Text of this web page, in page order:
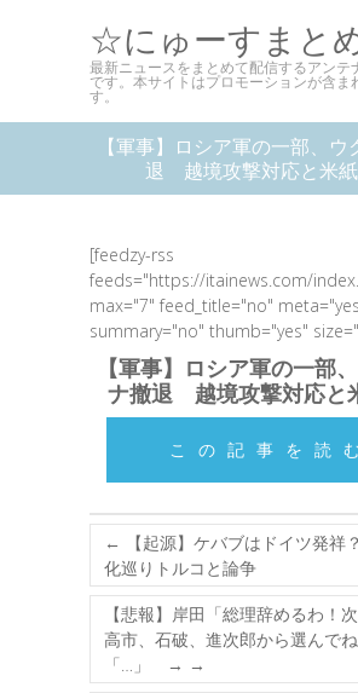
☆にゅーすまと
最新ニュースをまとめて配信するアンテ
です。本サイトはプロモーションが含ま
す。
【軍事】ロシア軍の一部、ウ
退 越境攻撃対応と米
[feedzy-rss
feeds="https://itainews.com/
max="7" feed_title="no"
summary="no" thumb="yes"
【軍事】ロシア軍の一部
ナ撤退 越境攻撃対応と
この記事を読
←
【起源】ケバブはドイツ発
化巡りトルコと論争
【悲報】岸田「総理辞めるわ！次
高市、石破、進次郎から選んで
「…」 → →